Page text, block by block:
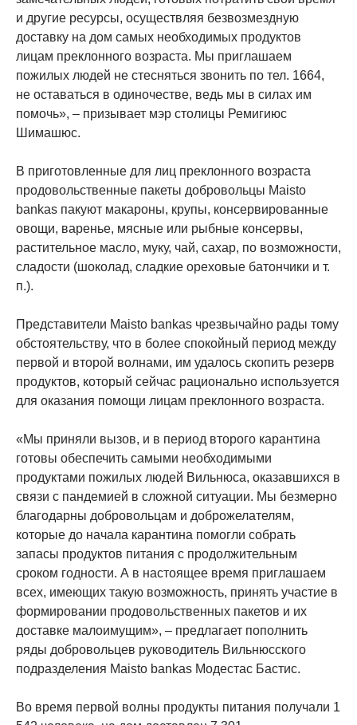
и другие ресурсы, осуществляя безвозмездную
доставку на дом самых необходимых продуктов
лицам преклонного возраста. Мы приглашаем
пожилых людей не стесняться звонить по тел. 1664,
не оставаться в одиночестве, ведь мы в силах им
помочь», – призывает мэр столицы Ремигиюс
Шимашюс.
В приготовленные для лиц преклонного возраста
продовольственные пакеты добровольцы Maisto
bankas пакуют макароны, крупы, консервированные
овощи, варенье, мясные или рыбные консервы,
растительное масло, муку, чай, сахар, по возможности,
сладости (шоколад, сладкие ореховые батончики и т.
п.).
Представители Maisto bankas чрезвычайно рады тому
обстоятельству, что в более спокойный период между
первой и второй волнами, им удалось скопить резерв
продуктов, который сейчас рационально используется
для оказания помощи лицам преклонного возраста.
«Мы приняли вызов, и в период второго карантина
готовы обеспечить самыми необходимыми
продуктами пожилых людей Вильнюса, оказавшихся в
связи с пандемией в сложной ситуации. Мы безмерно
благодарны добровольцам и доброжелателям,
которые до начала карантина помогли собрать
запасы продуктов питания с продолжительным
сроком годности. А в настоящее время приглашаем
всех, имеющих такую возможность, принять участие в
формировании продовольственных пакетов и их
доставке малоимущим», – предлагает пополнить
ряды добровольцев руководитель Вильнюсского
подразделения Maisto bankas Модестас Бастис.
Во время первой волны продукты питания получали 1